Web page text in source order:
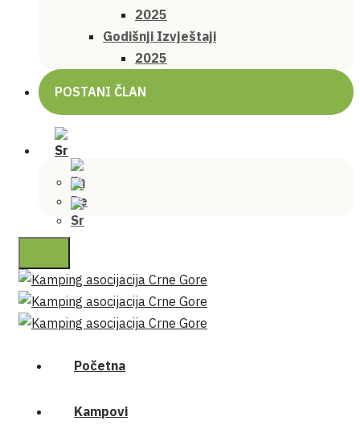
2025
Godišnji Izvještaji
2025
POSTANI ČLAN
Početna
Kampovi